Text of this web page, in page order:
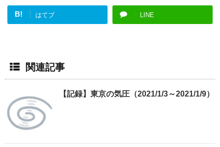
B! はてブ LINE
関連記事
【記録】東京の気圧（2021/1/3～2021/1/9）